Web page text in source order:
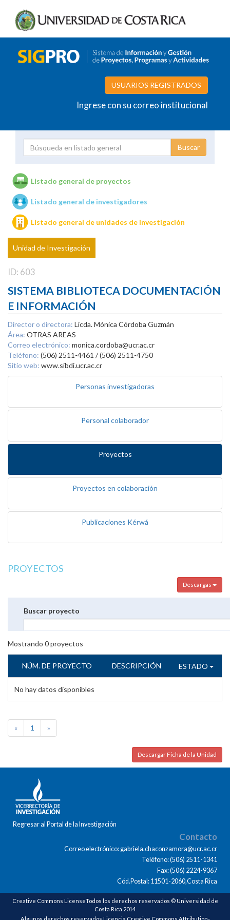
USUARIOS REGISTRADOS
Ingrese con su correo institucional
Unidades de investigación
Listado general de proyectos
Listado general de investigadores
Listado general de unidades de investigación
Unidad de Investigación
ID: 603
SISTEMA BIBLIOTECA DOCUMENTACIÓN
E INFORMACIÓN
Director o directora: Licda. Mónica Córdoba Guzmán
Área: OTRAS AREAS
Correo electrónico: monica.cordoba@ucr.ac.cr
Teléfono: (506) 2511-4461 / (506) 2511-4750
Sitio web: www.sibdi.ucr.ac.cr
Personas investigadoras
Personal colaborador
Proyectos
Proyectos en colaboración
Publicaciones Kérwá
PROYECTOS
Descargas
Buscar proyecto
Mostrando 0proyectos
NÚM. DE PROYECTO DESCRIPCIÓN ESTADO
No hay datos disponibles
« 1 »
Descargar Ficha de la Unidad
Regresar al Portal de la Investigación
Contacto
Correo electrónico: gabriela.chaconzamora@ucr.ac.cr
Teléfono: (506) 2511-1341
Fax: (506) 2224-9367
Cód.Postal: 11501-2060,Costa Rica
Creative Commons LicenseTodos los derechos reservados © Universidad de
Costa Rica 2014